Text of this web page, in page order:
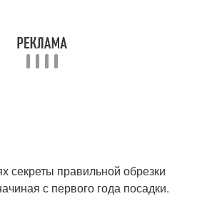
секреты правильной обрезки
с первого года посадки.